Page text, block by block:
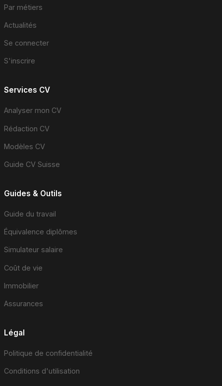
Par métiers
Actualités
Se connecter
S'inscrire
Services CV
Analyser mon CV
Rédaction CV
Modèles CV
Guide CV Suisse
Guides & Outils
Guide du travail
Équivalence diplômes
Simulateur salaire
Coût de vie
Immobilier
Assurances
Légal
Politique de confidentialité
Conditions d'utilisation